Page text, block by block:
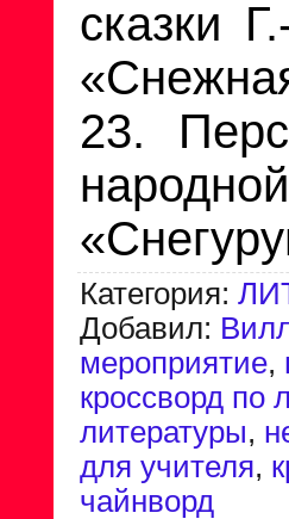
сказки
23.
Категория:
Добавил:
мероприятие,
кроссворд по
литературы,
для учителя,
чайнворд